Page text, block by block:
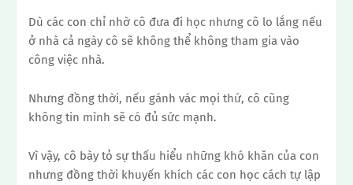
Dù các con chỉ nhờ cô đưa đi học nhưng cô lo lắng nếu
ở nhà cả ngày cô sẽ không thể không tham gia vào
công việc nhà.
Nhưng đồng thời, nếu gánh vác mọi thứ, cô cũng
không tin mình sẽ có đủ sức mạnh.
Vì vậy, cô bày tỏ sự thấu hiểu những khó khăn của con
nhưng đồng thời khuyến khích các con học cách tự lập